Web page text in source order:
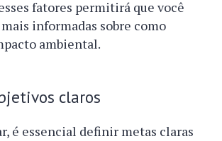
fatores permitirá que você
informadas sobre como
ambiental.
claros
é essencial definir metas claras